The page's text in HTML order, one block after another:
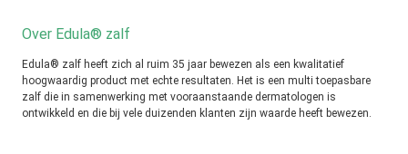
Over Edula® zalf
Edula® zalf heeft zich al ruim 35 jaar bewezen als een kwalitatief
hoogwaardig product met echte resultaten. Het is een multi toepasbare
zalf die in samenwerking met vooraanstaande dermatologen is
ontwikkeld en die bij vele duizenden klanten zijn waarde heeft bewezen.